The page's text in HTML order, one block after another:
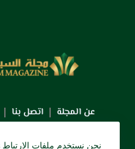
عن المجلة اتصل بنا